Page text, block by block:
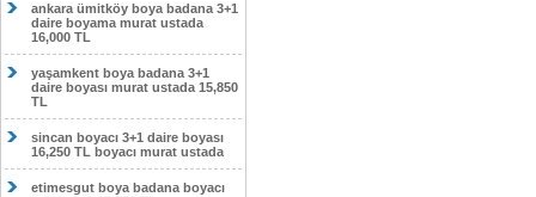
ankara ümitköy boya badana 3+1
daire boyama murat ustada
16,000 TL
yaşamkent boya badana 3+1
daire boyası murat ustada 15,850
TL
sincan boyacı 3+1 daire boyası
16,250 TL boyacı murat ustada
etimesgut boya badana boyacı